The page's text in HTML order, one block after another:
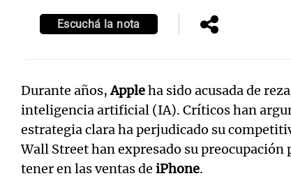
Escuchá la nota
Durante años,Appleha sido acusada de
inteligencia artificial (IA). Críticos han
estrategia clara ha perjudicado su
Wall Street han expresado su
tener en las ventas de iPhone.